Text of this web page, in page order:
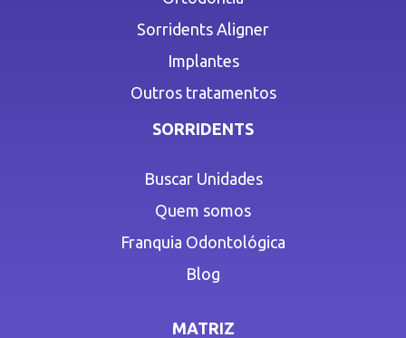
Sorridents Aligner
Implantes
Outros tratamentos
SORRIDENTS
Buscar Unidades
Quem somos
Franquia Odontológica
Blog
MATRIZ